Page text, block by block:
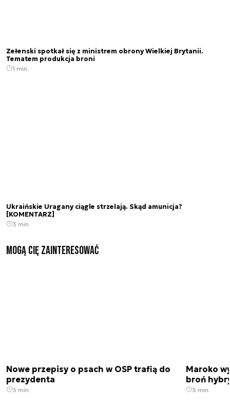
Zełenski spotkał się z ministrem obrony Wielkiej Brytanii.
Tematem produkcja broni
1 min.
Ukraińskie Uragany ciągle strzelają. Skąd amunicja?
[KOMENTARZ]
3 min.
Mogą Cię zainteresować
Nowe przepisy o psach w OSP trafią do
prezydenta
3 min.
Maroko
broń
3 min.